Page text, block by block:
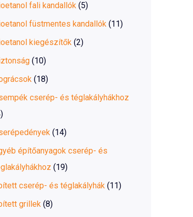
fali kandallók (5)
füstmentes kandallók (11)
kiegészítők (2)
(10)
(18)
cserép- és téglakályhákhoz
(14)
építőanyagok cserép- és
(19)
cserép- és téglakályhák (11)
grillek (8)